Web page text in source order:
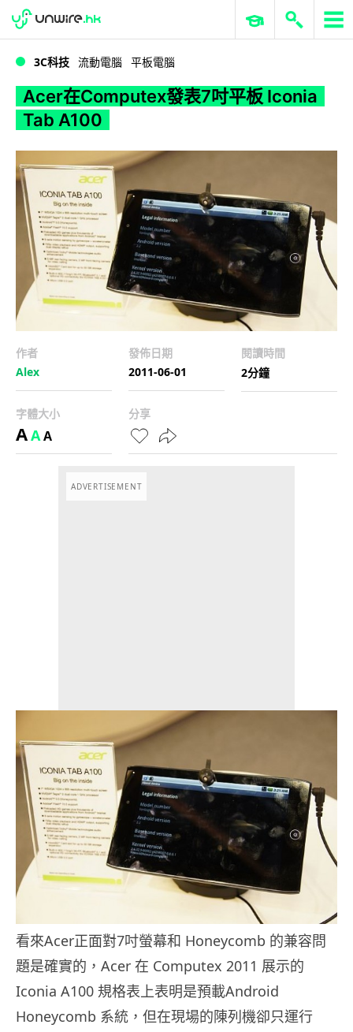
WWDC 2026 ERP 與商業 AI
3C科技 流動電腦 平板電腦
Acer在Computex發表7吋平板 Iconia
Tab A100
作者
Alex
發佈日期
2011-06-01
閱讀時間
2分鐘
字體大小
AAA
分享
ADVERTISEMENT
看來Acer正面對7吋螢幕和 Honeycomb 的兼容問
題是確實的，Acer 在 Computex 2011 展示的
Iconia A100 規格表上表明是預載Android
Honeycomb 系統，但在現場的陳列機卻只運行